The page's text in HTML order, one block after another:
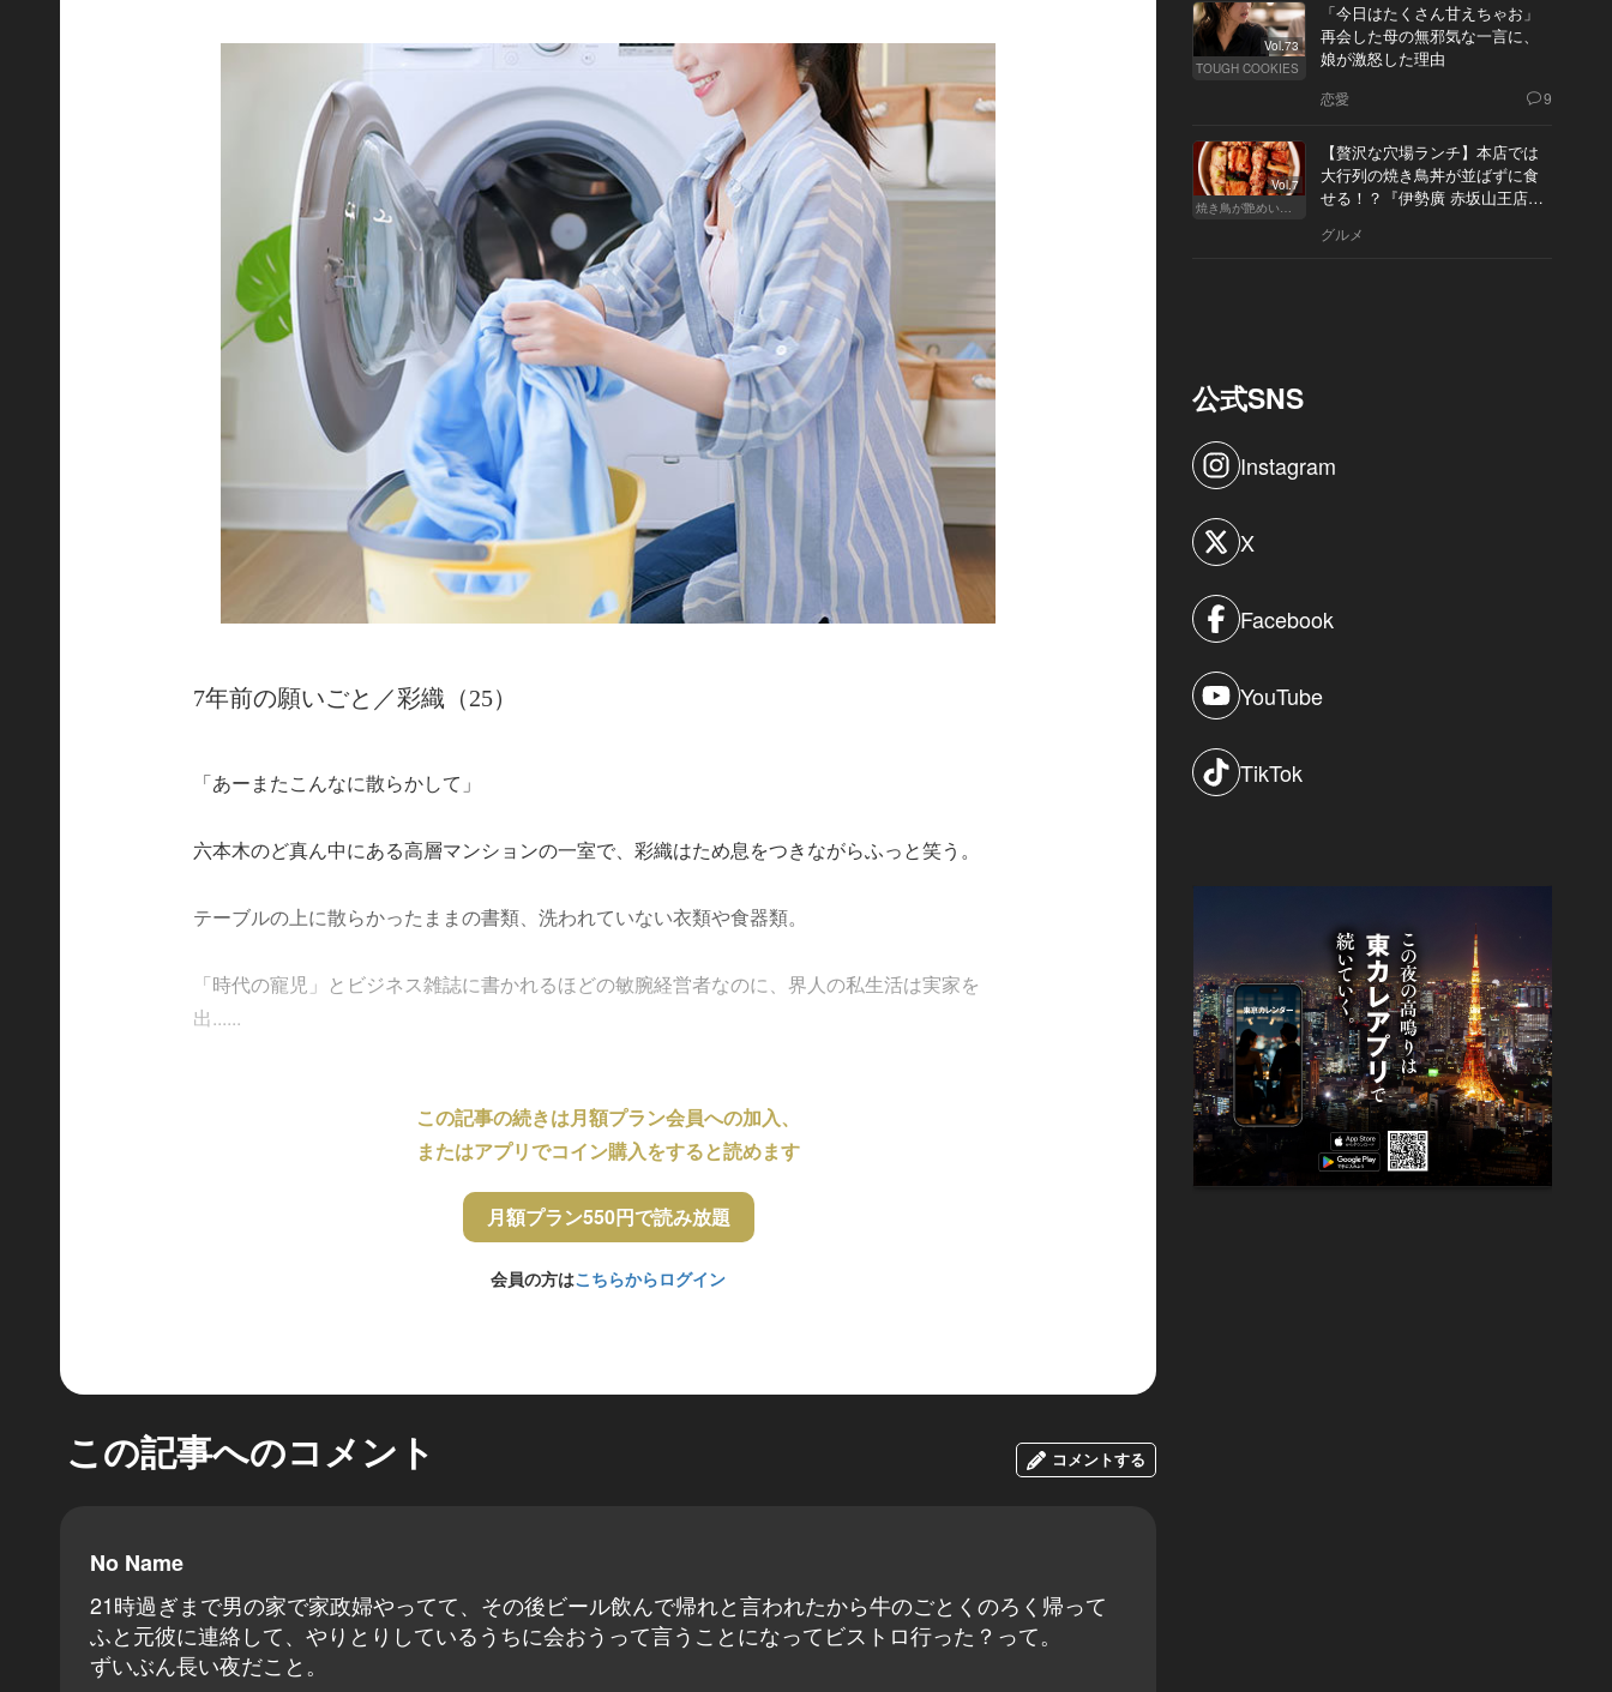
7年前の願いごと／彩織（25）
「あーまたこんなに散らかして」
六本木のど真ん中にある高層マンションの一室で、彩織はため息をつきながらふっと笑う。
テーブルの上に散らかったままの書類、洗われていない衣類や食器類。
「時代の寵児」とビジネス雑誌に書かれるほどの敏腕経営者なのに、界人の私生活は実家を
出......
この記事の続きは月額プラン会員への加入、
またはアプリでコイン購入をすると読めます
月額プラン550円で読み放題
会員の方はこちらからログイン
この記事へのコメント コメントする
No Name
21時過ぎまで男の家で家政婦やってて、その後ビール飲んで帰れと言われたから牛のごとくのろく帰って
ふと元彼に連絡して、やりとりしているうちに会おうって言うことになってビストロ行った？って。
ずいぶん長い夜だこと。
Vol.73
TOUGH COOKIES
「今日はたくさん甘えちゃお」
再会した母の無邪気な一言に、
娘が激怒した理由
恋愛 9
Vol.7
焼き鳥が艶めいてきた
【贅沢な穴場ランチ】本店では
大行列の焼き鳥丼が並ばずに食
せる！？『伊勢廣 赤坂山王店』
グルメ
公式SNS
Instagram
X
Facebook
YouTube
TikTok